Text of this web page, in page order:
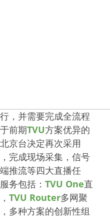
，并需要完成全流程
前期TVU方案优异的
京台决定再次采用
完成现场采集，信号
推流等四大直播任
务包括： TVU One直
TVU Router多网聚
多种方案的创新性组